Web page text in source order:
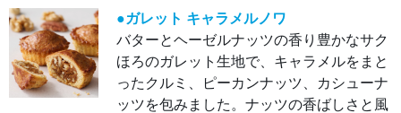
キー
なホ
ワイ
トチ
ョコ
に苺
とフ
ラン
ボワ
●ガレット キャラメルノワ
バターとヘーゼルナッツの香り豊かなサク
ほろのガレット生地で、キャラメルをまと
ったクルミ、ピーカンナッツ、カシューナ
ッツを包みました。ナッツの香ばしさと風